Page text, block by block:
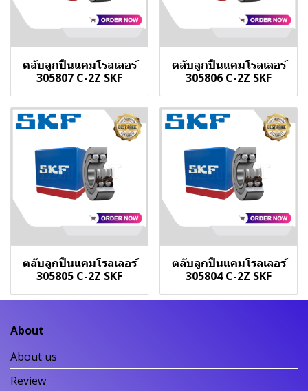
ตลับลูกปืนแคมโรลเลอร์
305807 C-2Z SKF
ตลับลูกปืนแคมโรลเลอร์
305806 C-2Z SKF
ตลับลูกปืนแคมโรลเลอร์
305805 C-2Z SKF
ตลับลูกปืนแคมโรลเลอร์
305804 C-2Z SKF
About
About us
Review